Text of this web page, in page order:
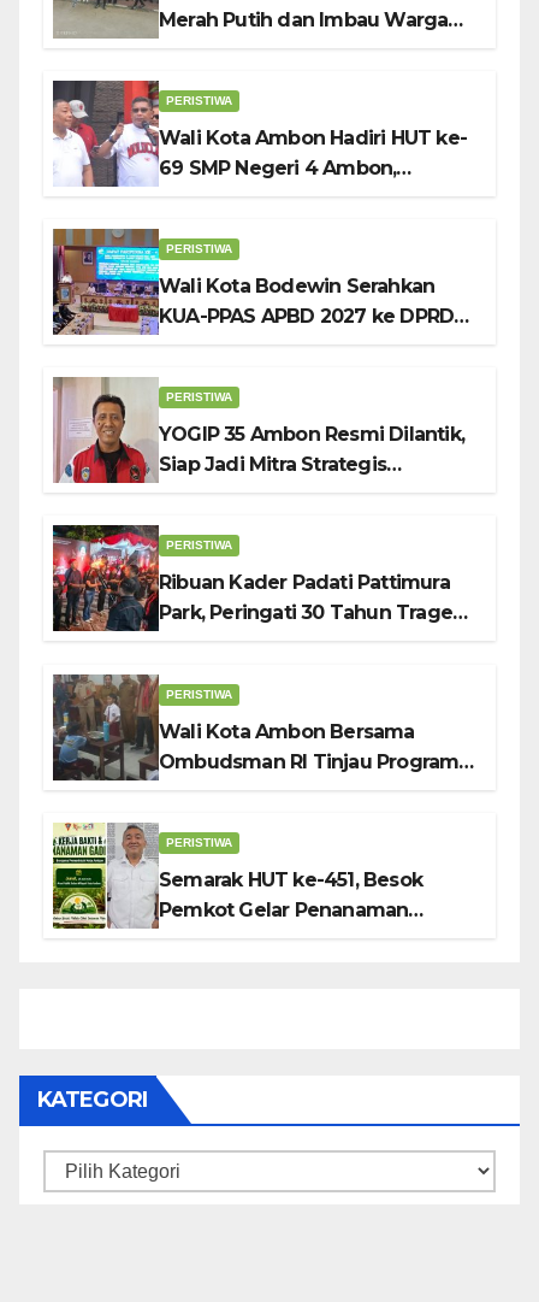
Merah Putih dan Imbau Warga
PERISTIWA
Wali Kota Ambon Hadiri HUT ke-
69 SMP Negeri 4 Ambon,
PERISTIWA
Wali Kota Bodewin Serahkan
KUA-PPAS APBD 2027 ke DPRD
PERISTIWA
YOGIP 35 Ambon Resmi Dilantik,
Siap Jadi Mitra Strategis
PERISTIWA
Ribuan Kader Padati Pattimura
Park, Peringati 30 Tahun Tragedi
PERISTIWA
Wali Kota Ambon Bersama
Ombudsman RI Tinjau Program
PERISTIWA
Semarak HUT ke-451, Besok
Pemkot Gelar Penanaman
KATEGORI
Kategori